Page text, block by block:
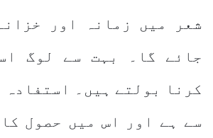
شعر میں زمانہ اور
جائے گا۔ بہت سے لوگ
کرنا بولتے ہیں۔ استفادہ
سے ہے اور اس میں حصول